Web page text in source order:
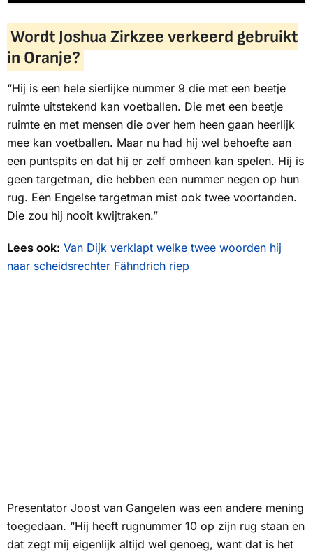
Wordt Joshua Zirkzee verkeerd gebruikt
in Oranje?
“Hij is een hele sierlijke nummer 9 die met een beetje
ruimte uitstekend kan voetballen. Die met een beetje
ruimte en met mensen die over hem heen gaan heerlijk
mee kan voetballen. Maar nu had hij wel behoefte aan
een puntspits en dat hij er zelf omheen kan spelen. Hij is
geen targetman, die hebben een nummer negen op hun
rug. Een Engelse targetman mist ook twee voortanden.
Die zou hij nooit kwijtraken.”
Lees ook: Van Dijk verklapt welke twee woorden hij
naar scheidsrechter Fähndrich riep
Presentator Joost van Gangelen was een andere mening
toegedaan. “Hij heeft rugnummer 10 op zijn rug staan en
dat zegt mij eigenlijk altijd wel genoeg, want dat is het